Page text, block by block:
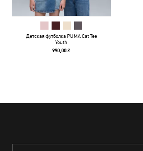
Детская футболка PUMA Cat Tee
Youth
990,00 ₴